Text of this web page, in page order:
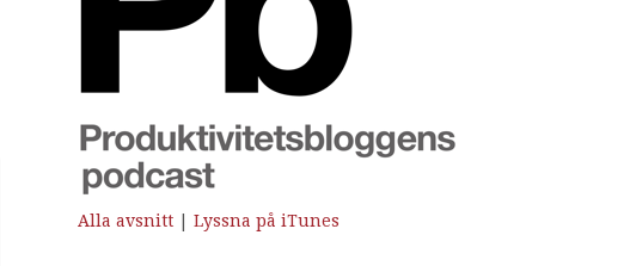
Alla avsnitt Lyssna på iTunes